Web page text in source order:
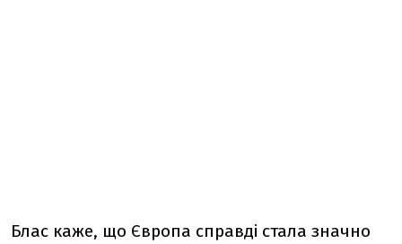
Блас каже, що Європа справді стала значно